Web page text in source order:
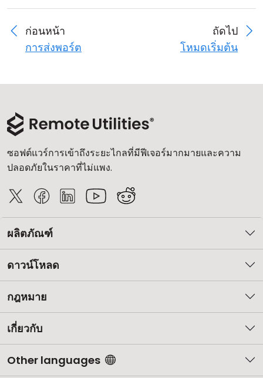
ก่อนหน้า
การส่งพอร์ต
ถัดไป
โหมดเริ่มต้น
ซอฟต์แวร์การเข้าถึงระยะไกลที่มีฟีเจอร์มากมายและความ
ปลอดภัยในราคาที่ไม่แพง.
ผลิตภัณฑ์
ดาวน์โหลด
กฎหมาย
เกี่ยวกับ
Other languages